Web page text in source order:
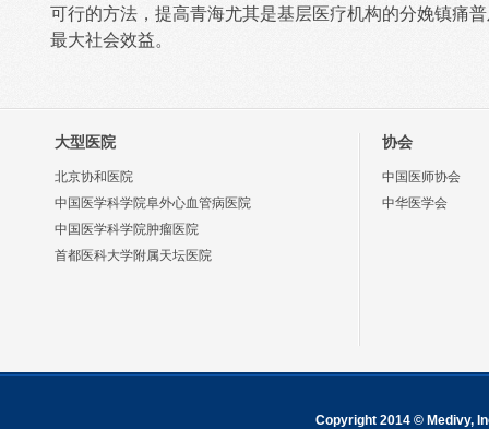
可行的方法，提高青海尤其是基层医疗机构的分娩镇痛
最大社会效益。
大型医院
北京协和医院
中国医学科学院阜外心血管病医院
中国医学科学院肿瘤医院
首都医科大学附属天坛医院
协会
中国医师协会
中华医学会
Copyright 2014 © Medivy,